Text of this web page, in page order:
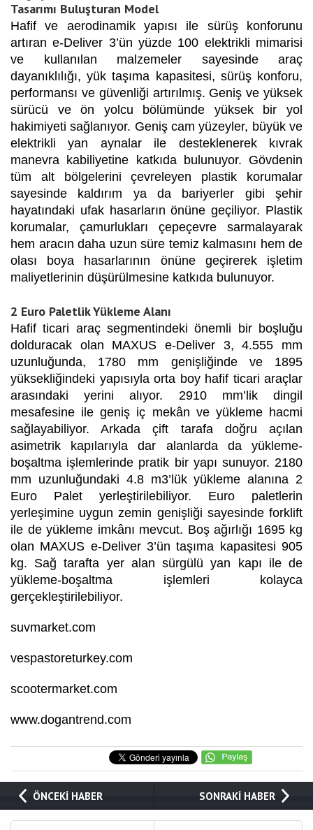
Tasarımı Buluşturan Model
Hafif ve aerodinamik yapısı ile sürüş konforunu
artıran e-Deliver 3’ün yüzde 100 elektrikli mimarisi
ve kullanılan malzemeler sayesinde araç
dayanıklılığı, yük taşıma kapasitesi, sürüş konforu,
performansı ve güvenliği artırılmış. Geniş ve yüksek
sürücü ve ön yolcu bölümünde yüksek bir yol
hakimiyeti sağlanıyor. Geniş cam yüzeyler, büyük ve
elektrikli yan aynalar ile desteklenerek kıvrak
manevra kabiliyetine katkıda bulunuyor. Gövdenin
tüm alt bölgelerini çevreleyen plastik korumalar
sayesinde kaldırım ya da bariyerler gibi şehir
hayatındaki ufak hasarların önüne geçiliyor. Plastik
korumalar, çamurlukları çepeçevre sarmalayarak
hem aracın daha uzun süre temiz kalmasını hem de
olası boya hasarlarının önüne geçirerek işletim
maliyetlerinin düşürülmesine katkıda bulunuyor.
2 Euro Paletlik Yükleme Alanı
Hafif ticari araç segmentindeki önemli bir boşluğu
dolduracak olan MAXUS e-Deliver 3, 4.555 mm
uzunluğunda, 1780 mm genişliğinde ve 1895
yüksekliğindeki yapısıyla orta boy hafif ticari araçlar
arasındaki yerini alıyor. 2910 mm’lik dingil
mesafesine ile geniş iç mekân ve yükleme hacmi
sağlayabiliyor. Arkada çift tarafa doğru açılan
asimetrik kapılarıyla dar alanlarda da yükleme-
boşaltma işlemlerinde pratik bir yapı sunuyor. 2180
mm uzunluğundaki 4.8 m3’lük yükleme alanına 2
Euro Palet yerleştirilebiliyor. Euro paletlerin
yerleşimine uygun zemin genişliği sayesinde forklift
ile de yükleme imkânı mevcut. Boş ağırlığı 1695 kg
olan MAXUS e-Deliver 3’ün taşıma kapasitesi 905
kg. Sağ tarafta yer alan sürgülü yan kapı ile de
yükleme-boşaltma işlemleri kolayca
gerçekleştirilebiliyor.
suvmarket.com
vespastoreturkey.com
scootermarket.com
www.dogantrend.com
ÖNCEKİ HABER SONRAKİ HABER